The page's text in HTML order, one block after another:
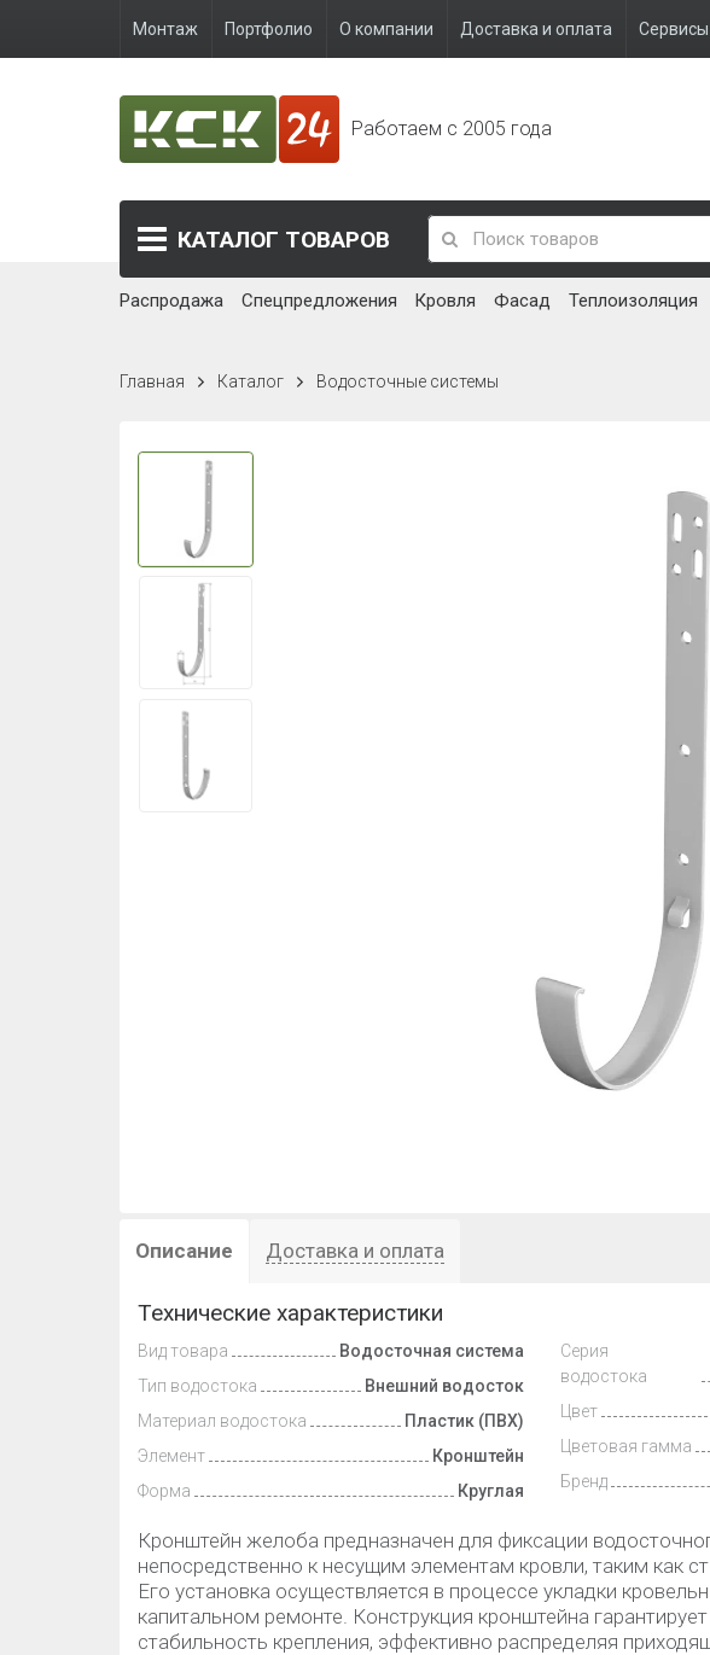
Монтаж Портфолио О компании Доставка и оплата Сервисы
Работаем с 2005 года
КАТАЛОГ ТОВАРОВ
Распродажа Спецпредложения Кровля Фасад Теплоизоляция
Главная Каталог Водосточные системы
Описание Доставка и оплата
Технические характеристики
Вид товара
Водосточная система
Тип водостока
Внешний водосток
Материал водостока
Пластик (ПВХ)
Элемент
Кронштейн
Форма
Круглая
Серия
водостока
Цвет
Цветовая гамма
Бренд
Кронштейн желоба предназначен для фиксации
непосредственно к несущим элементам кровли, таким как
Его установка осуществляется в процессе укладки
капитальном ремонте. Конструкция кронштейна
стабильность крепления, эффективно распределяя